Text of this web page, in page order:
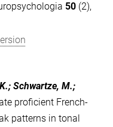
50 (2),
Schwartze, M.;
proficient French-
patterns in tonal